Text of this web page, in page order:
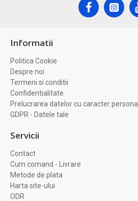
Informatii
Politica Cookie
Despre noi
Termeni si conditii
Confidentialitate
Prelucrarea datelor cu caracter personal
GDPR - Datele tale
Servicii
Contact
Cum comand - Livrare
Metode de plata
Harta site-ului
ODR